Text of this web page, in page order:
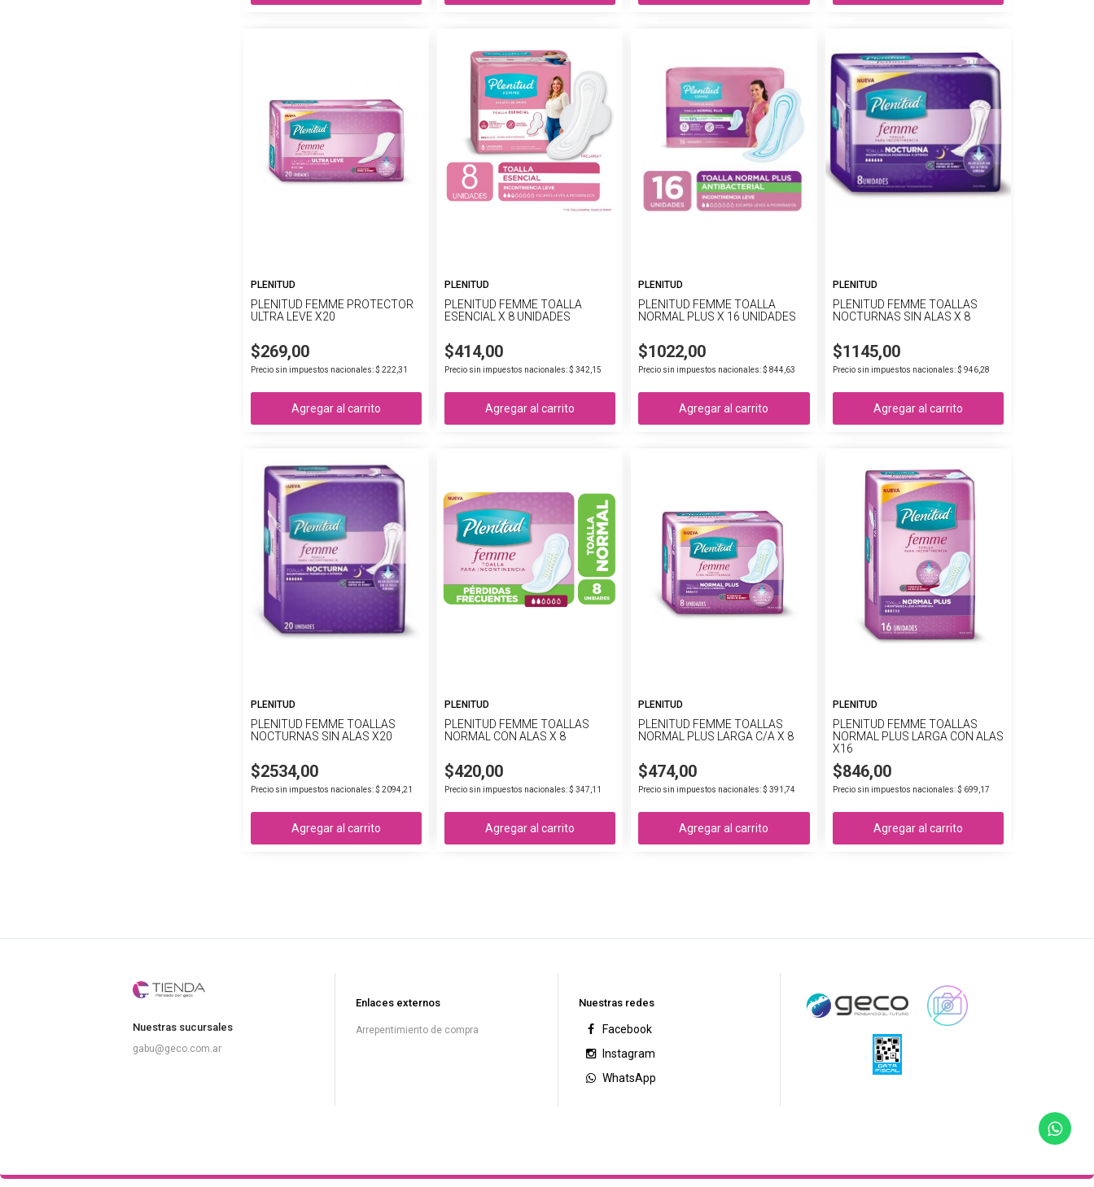
PLENITUD
PLENITUD FEMME PROTECTOR
ULTRA LEVE X20
$269,00
Precio sin impuestos nacionales: $ 222,31
Agregar al carrito
PLENITUD
PLENITUD FEMME TOALLA
ESENCIAL X 8 UNIDADES
$414,00
Precio sin impuestos nacionales: $ 342,15
Agregar al carrito
PLENITUD
PLENITUD FEMME TOALLA
NORMAL PLUS X 16 UNIDADES
$1022,00
Precio sin impuestos nacionales: $ 844,63
Agregar al carrito
PLENITUD
PLENITUD FEMME TOALLAS
NOCTURNAS SIN ALAS X 8
$1145,00
Precio sin impuestos nacionales: $ 946,28
Agregar al carrito
PLENITUD
PLENITUD FEMME TOALLAS
NOCTURNAS SIN ALAS X20
$2534,00
Precio sin impuestos nacionales: $ 2094,21
Agregar al carrito
PLENITUD
PLENITUD FEMME TOALLAS
NORMAL CON ALAS X 8
$420,00
Precio sin impuestos nacionales: $ 347,11
Agregar al carrito
PLENITUD
PLENITUD FEMME TOALLAS
NORMAL PLUS LARGA C/A X 8
$474,00
Precio sin impuestos nacionales: $ 391,74
Agregar al carrito
PLENITUD
PLENITUD FEMME TOALLAS
NORMAL PLUS LARGA CON ALAS
X16
$846,00
Precio sin impuestos nacionales: $ 699,17
Agregar al carrito
Nuestras sucursales
gabu@geco.com.ar
Enlaces externos
Arrepentimiento de compra
Nuestras redes
Facebook
Instagram
WhatsApp